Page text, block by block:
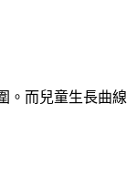
。而兒童生長曲線